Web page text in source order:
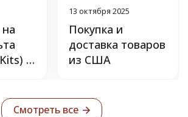
с
13 октября 2025
Покупка и
доставка товаров
из США
Смотреть все